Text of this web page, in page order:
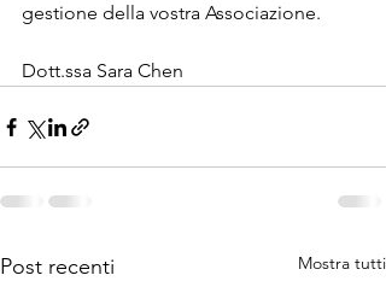
gestione della vostra Associazione.
Dott.ssa Sara Chen
Post recenti Mostra tutti